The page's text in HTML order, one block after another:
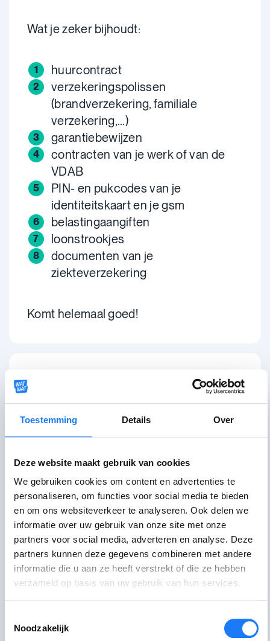
Toestemming Details Over
Deze website maakt gebruik van cookies
We gebruiken cookies om content en advertenties te
personaliseren, om functies voor social media te bieden
en om ons websiteverkeer te analyseren. Ook delen we
informatie over uw gebruik van onze site met onze
partners voor social media, adverteren en analyse. Deze
partners kunnen deze gegevens combineren met andere
informatie die u aan ze heeft verstrekt of die ze hebben
verzameld op basis van uw gebruik van hun services.
Noodzakelijk
Wat je zeker bijhoudt:
huurcontract
verzekeringspolissen
(brandverzekering, familiale
verzekering,...)
garantiebewijzen
contracten van je werk of van de
VDAB
PIN- en pukcodes van je
identiteitskaart en je gsm
belastingaangiften
loonstrookjes
documenten van je
ziekteverzekering
Komt helemaal goed!
Praat erover
opent om 13:00
Chat met JAC
Maandag-vrijdag 13:00-
Mail met JAC
Antwoord binnen de 3 werkdagen
Ga langs bij JAC
Check het adres en de openingsuren van
een JAC in je buurt